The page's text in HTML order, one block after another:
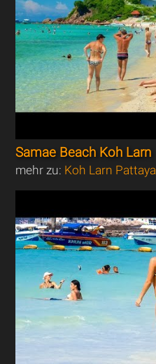
Samae Beach Koh Larn
mehr zu: Koh Larn Pattaya